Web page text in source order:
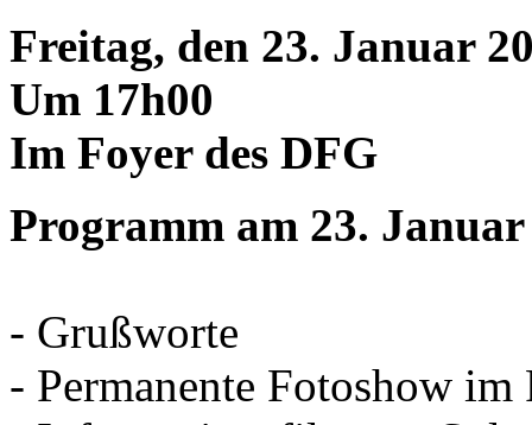
Freitag, den 23. Januar
Um 17h00
Im Foyer des DFG
Programm am 23. Januar
- Grußworte
- Permanente Fotoshow im